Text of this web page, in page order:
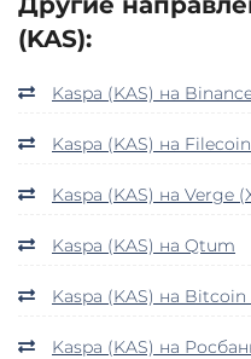
(KAS):
Kaspa (KAS) на
Kaspa (KAS) на
Kaspa (KAS) на Verge
Kaspa (KAS) на Qtum
Kaspa (KAS) на Bitcoin
Kaspa (KAS) на